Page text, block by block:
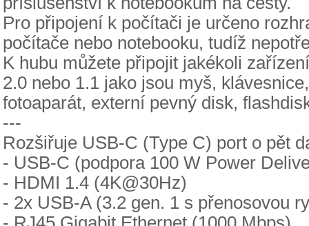
Pro připojení k počítači je určeno
počítače nebo notebooku, tudíž
K hubu můžete připojit jakékoli
2.0 nebo 1.1 jako jsou myš,
fotoaparát, externí pevný disk,
---
Rozšiřuje USB-C (Type C) port o pět
- USB-C (podpora 100 W Power
- HDMI 1.4 (4K@30Hz)
- 2x USB-A (3.2 gen. 1 s přenosovou